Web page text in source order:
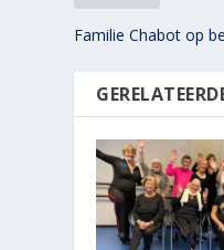
Familie Chabot op